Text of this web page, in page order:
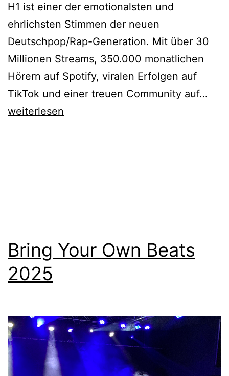
H1 ist einer der emotionalsten und
ehrlichsten Stimmen der neuen
Deutschpop/Rap-Generation. Mit über 30
Millionen Streams, 350.000 monatlichen
Hörern auf Spotify, viralen Erfolgen auf
TikTok und einer treuen Community auf…
weiterlesen
Bring Your Own Beats
2025